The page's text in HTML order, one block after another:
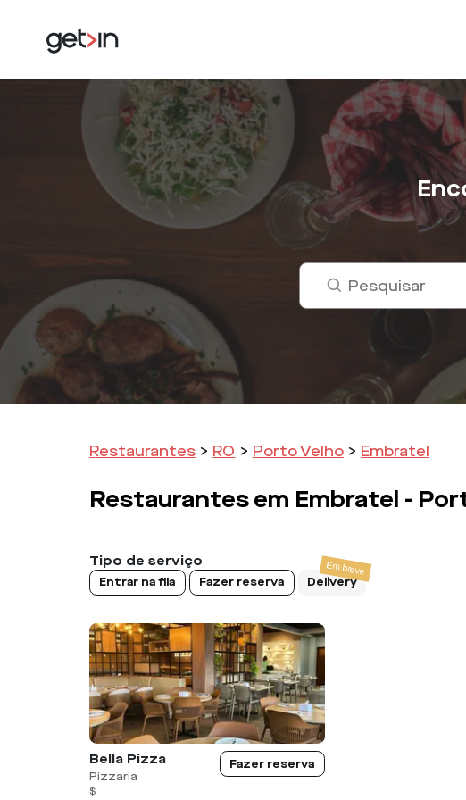
Restaurantes > RO > Porto Velho > Embratel
Restaurantes em Embratel -
Tipo de serviço
Entrar na fila Fazer reserva Delivery
Bella Pizza
Pizzaria
$
Fazer reserva